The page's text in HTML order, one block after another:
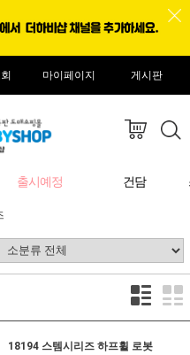
마이페이지 게시판
출시예정 건담
18194 스템시리즈 하프휠 로봇